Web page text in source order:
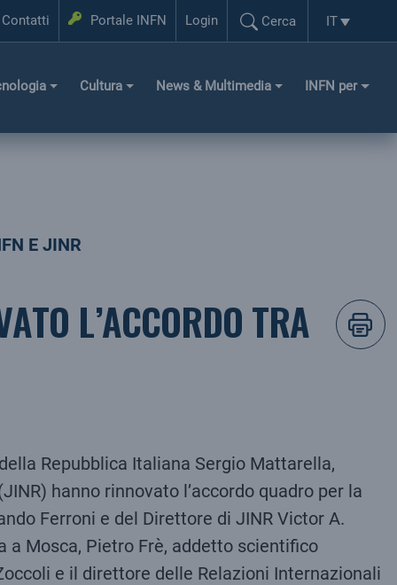
Contatti Portale INFN Login
Login
Cerca
Cerca...
Selezione
IT
Cultura News & Multimedia INFN per
E JINR
L’ACCORDO TRA
Repubblica Italiana Sergio Mattarella,
hanno rinnovato l’accordo quadro per la
Ferroni e del Direttore di JINR Victor A.
a Mosca, Pietro Frè, addetto scientifico
e il direttore delle Relazioni Internazionali